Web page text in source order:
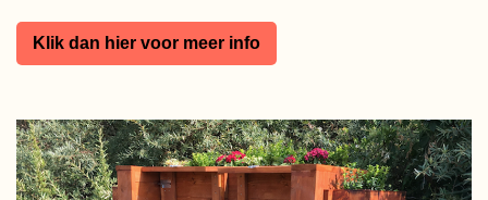
Klik dan hier voor meer info